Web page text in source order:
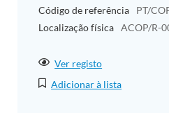
Código de referência
PT/
Localização física ACOP/R-
Ver registo
Adicionar à lista